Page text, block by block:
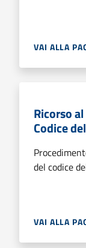
VAI ALLA
Ricorso
Codice
del codice
VAI ALLA